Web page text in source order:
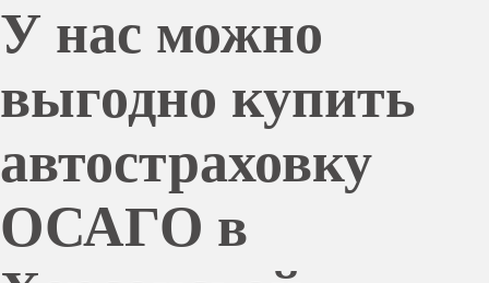
У нас можно
выгодно купить
автостраховку
ОСАГО в